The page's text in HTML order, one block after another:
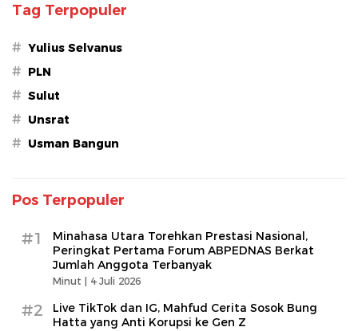
Tag Terpopuler
# Yulius Selvanus
# PLN
# Sulut
# Unsrat
# Usman Bangun
Pos Terpopuler
#1
Minahasa Utara Torehkan Prestasi Nasional,
Peringkat Pertama Forum ABPEDNAS Berkat
Jumlah Anggota Terbanyak
Minut | 4 Juli 2026
#2
Live TikTok dan IG, Mahfud Cerita Sosok Bung
Hatta yang Anti Korupsi ke Gen Z